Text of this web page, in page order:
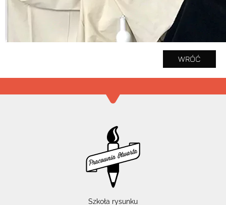
WRÓĆ
Szkoła rysunku